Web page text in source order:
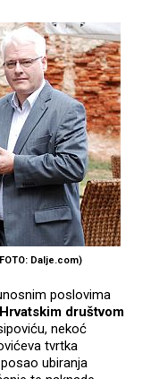
Dalje.com)
poslovima
društvom
nekoć
tvrtka
ubiranja